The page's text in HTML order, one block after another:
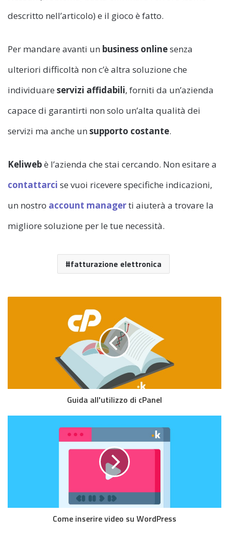
descritto nell’articolo) e il gioco è fatto.
Per mandare avanti un business onlinesenza
ulteriori difficoltà non c’è altra soluzione che
individuare servizi affidabili, forniti da un’azienda
capace di garantirti non solo un’alta qualità dei
servizi ma anche un supporto costante.
Keliwebè l’azienda che stai cercando. Non esitare a
contattarci se vuoi ricevere specifiche indicazioni,
un nostro account managerti aiuterà a trovare la
migliore soluzione per le tue necessità.
fatturazione elettronica
Guida all'utilizzo di cPanel
Come inserire video su WordPress